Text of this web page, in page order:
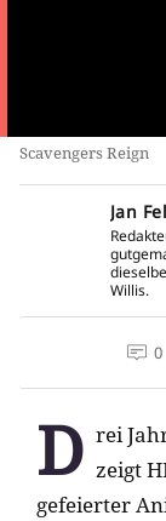
Scavengers Reign
Jan
Willis.
0
D rei
zeigt
gefeierter